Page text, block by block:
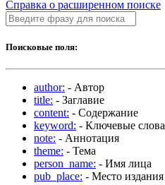
Справка о расширенном поиске
Поисковые поля:
author: - Автор
title: - Заглавие
content: - Содержание
keyword: - Ключевые слова
note: - Аннотация
theme: - Тема
person_name: - Имя лица
pub_place: - Место издания